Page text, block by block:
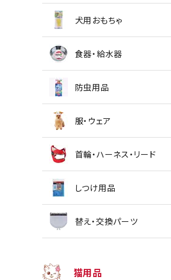
犬用おもちゃ
食器・給水器
防虫用品
服・ウェア
首輪・ハーネス・リード
しつけ用品
替え・交換パーツ
猫用品